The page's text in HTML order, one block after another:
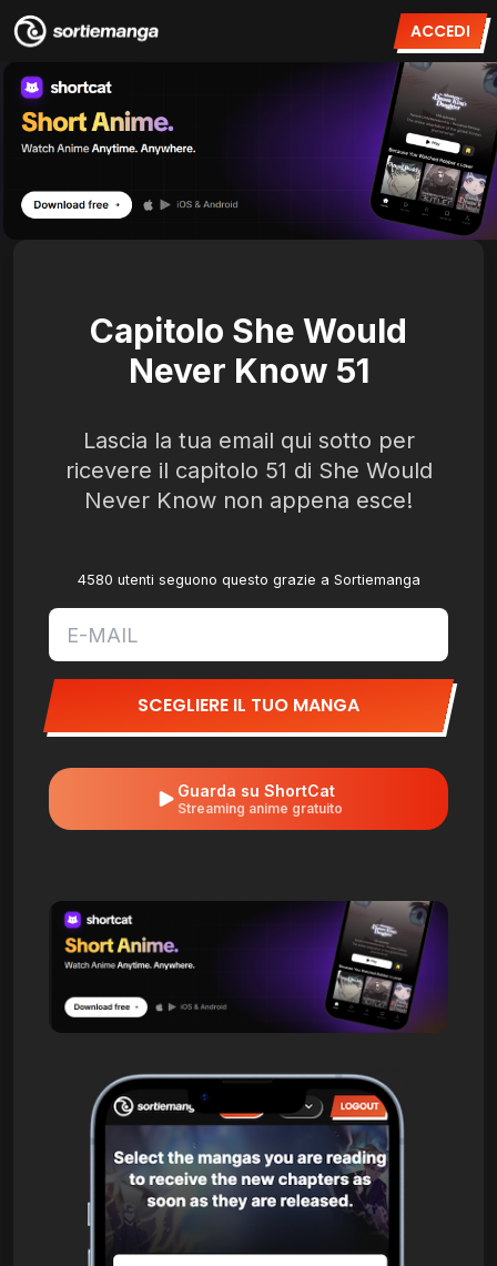
ACCEDI
Capitolo She Would
Never Know 51
Lascia la tua email qui sotto per
ricevere il capitolo 51 di She Would
Never Know non appena esce!
4580 utenti seguono questo grazie a Sortiemanga
SCEGLIERE IL TUO MANGA
Guarda su ShortCat
Streaming anime gratuito